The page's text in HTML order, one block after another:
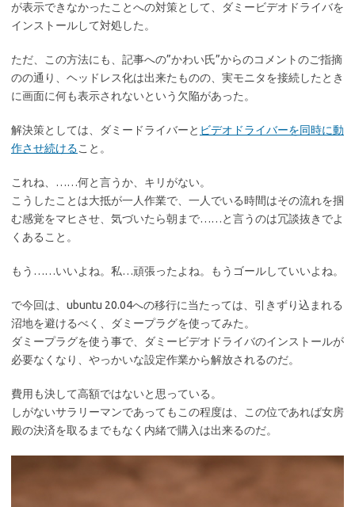
が表示できなかったことへの対策として、ダミービデオドライバを
インストールして対処した。
ただ、この方法にも、記事への”かわい氏”からのコメントのご指摘
のの通り、ヘッドレス化は出来たものの、実モニタを接続したとき
に画面に何も表示されないという欠陥があった。
解決策としては、ダミードライバーと ビデオドライバーを同時に動
作させ続けること。
これね、……何と言うか、キリがない。
こうしたことは大抵が一人作業で、一人でいる時間はその流れを掴
む感覚をマヒさせ、気づいたら朝まで……と言うのは冗談抜きでよ
くあること。
もう……いいよね。私…頑張ったよね。もうゴールしていいよね。
で今回は、ubuntu 20.04への移行に当たっては、引きずり込まれる
沼地を避けるべく、ダミープラグを使ってみた。
ダミープラグを使う事で、ダミービデオドライバのインストールが
必要なくなり、やっかいな設定作業から解放されるのだ。
費用も決して高額ではないと思っている。
しがないサラリーマンであってもこの程度は、この位であれば女房
殿の決済を取るまでもなく内緒で購入は出来るのだ。